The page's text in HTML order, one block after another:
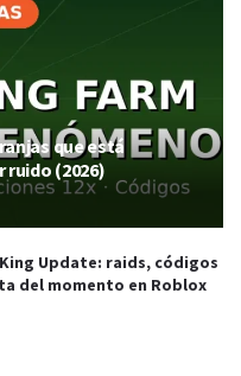
que está
ruido (2026)
Update: raids, códigos
del momento en Roblox